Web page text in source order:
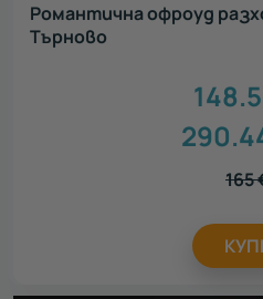
Романтична офроуд
Търново
165